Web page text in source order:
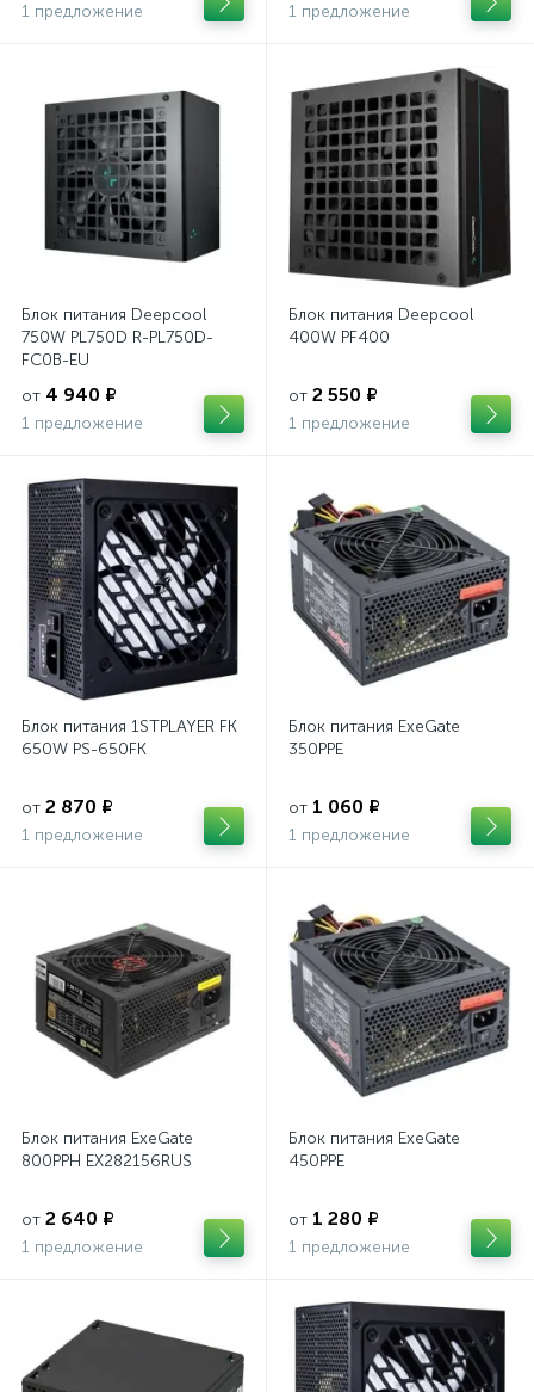
1 предложение 1 предложение
Блок питания Deepcool
750W PL750D R-PL750D-
FC0B-EU
от 4 940 ₽
1 предложение
Блок питания Deepcool
400W PF400
от 2 550 ₽
1 предложение
Блок питания 1STPLAYER FK
650W PS-650FK
от 2 870 ₽
1 предложение
Блок питания ExeGate
350PPE
от 1 060 ₽
1 предложение
Блок питания ExeGate
800PPH EX282156RUS
от 2 640 ₽
1 предложение
Блок питания ExeGate
450PPE
от 1 280 ₽
1 предложение